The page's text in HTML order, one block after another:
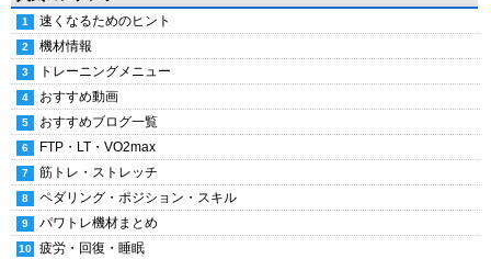
速くなるためのヒント
機材情報
トレーニングメニュー
おすすめ動画
おすすめブログ一覧
FTP・LT・VO2max
筋トレ・ストレッチ
ペダリング・ポジション・スキル
パワトレ機材まとめ
疲労・回復・睡眠